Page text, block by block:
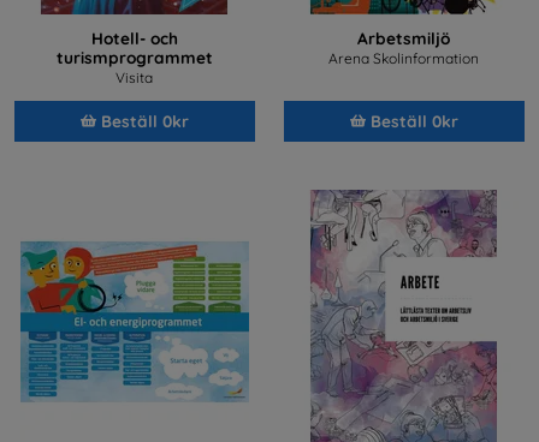
Hotell- och
turismprogrammet
Visita
Beställ 0kr
Arbetsmiljö
Arena Skolinformation
Beställ 0kr